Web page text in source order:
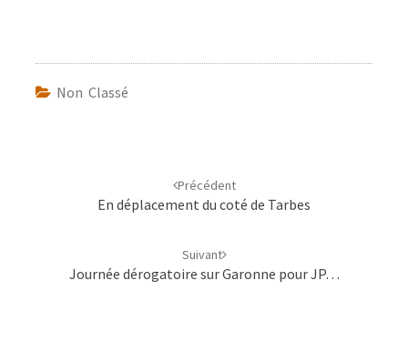
Non Classé
Précédent
En déplacement du coté de Tarbes
Suivant
Journée dérogatoire sur Garonne pour JP…